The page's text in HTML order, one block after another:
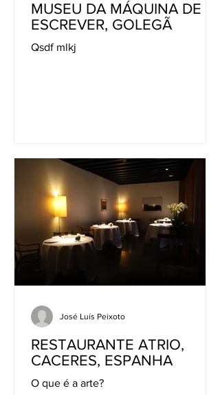
MUSEU DA MÁQUINA DE
ESCREVER, GOLEGÃ
Qsdf mlkj
RESTAURANTE ATRIO,
CACERES, ESPANHA
O que é a arte?
José Luís Peixoto